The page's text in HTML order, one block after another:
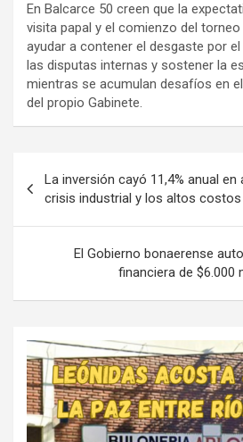
En Balcarce 50 creen que la
visita papal y el comienzo del
ayudar a contener el desgaste por
las disputas internas y sostener la
mientras se acumulan desafíos en
del propio Gabinete.
de
entradas
La inversión cayó 11,4% anual en
crisis industrial y los altos
El Gobierno bonaerense
financiera de $6.000